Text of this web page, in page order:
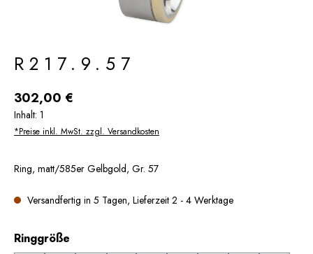
R217.9.57
Regulärer Preis:
302,00 €
Inhalt: 1
*Preise inkl. MwSt. zzgl. Versandkosten
Ring, matt/585er Gelbgold, Gr. 57
Versandfertig in 5 Tagen, Lieferzeit 2 - 4 Werktage
Ringgröße